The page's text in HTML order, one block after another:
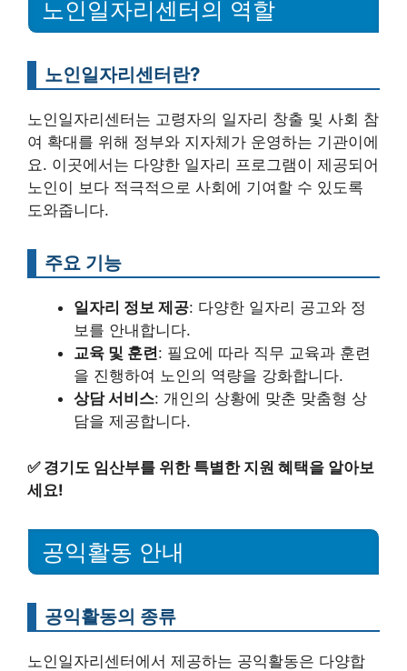
노인일자리센터의 역할
노인일자리센터란?
노인일자리센터는 고령자의 일자리 창출 및 사회 참
여 확대를 위해 정부와 지자체가 운영하는 기관이에
요. 이곳에서는 다양한 일자리 프로그램이 제공되어
노인이 보다 적극적으로 사회에 기여할 수 있도록
도와줍니다.
주요 기능
일자리 정보 제공: 다양한 일자리 공고와 정
보를 안내합니다.
교육 및 훈련: 필요에 따라 직무 교육과 훈련
을 진행하여 노인의 역량을 강화합니다.
상담 서비스: 개인의 상황에 맞춘 맞춤형 상
담을 제공합니다.
✅ 경기도 임산부를 위한 특별한 지원 혜택을 알아보
세요!
공익활동 안내
공익활동의 종류
노인일자리센터에서 제공하는 공익활동은 다양합